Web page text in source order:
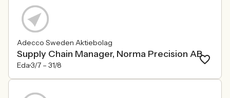
Adecco Sweden Aktiebolag
Supply Chain Manager, Norma Precision AB
Eda3/7 – 31/8